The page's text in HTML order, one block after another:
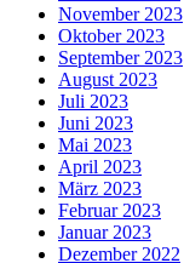
November 2023
Oktober 2023
September 2023
August 2023
Juli 2023
Juni 2023
Mai 2023
April 2023
März 2023
Februar 2023
Januar 2023
Dezember 2022